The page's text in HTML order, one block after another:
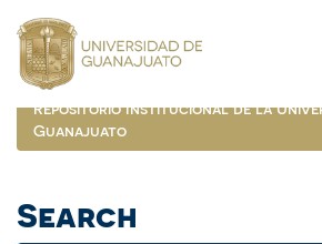
navigation
Repositorio Institucional de la
Guanajuato
Search